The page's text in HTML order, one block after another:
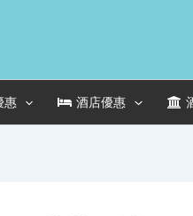
惠 酒店優惠